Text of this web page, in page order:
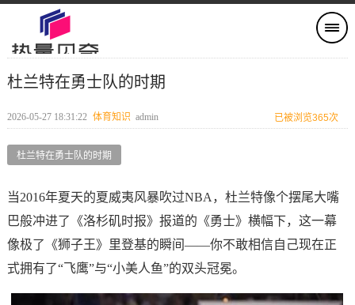
杜兰特在勇士队的时期
2026-05-27 18:31:22 体育知识 admin 已被浏览365次
杜兰特在勇士队的时期
当2016年夏天的夏威夷风暴吹过NBA，杜兰特像个摆尾大嘴
巴般冲进了《洛杉矶时报》报道的《勇士》横幅下，这一幕
像极了《狮子王》里登基的瞬间——你不敢相信自己现在正
式拥有了“飞鹰”与“小美人鱼”的双头冠冕。